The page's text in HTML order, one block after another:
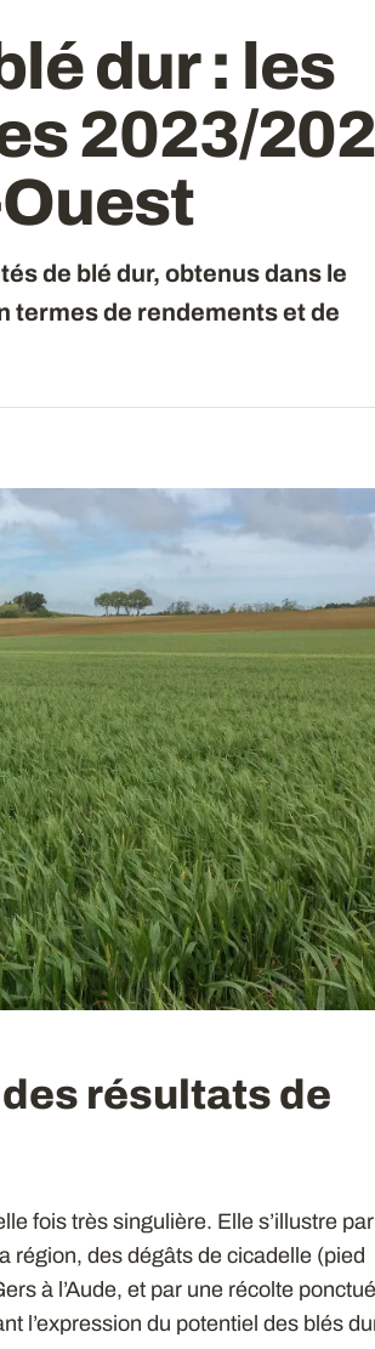
dur : les
2023/
de blé dur, obtenus dans le
termes de rendements et de
résultats de
fois très singulière. Elle s’illustre
région, des dégâts de cicadelle (pied
à l’Aude, et par une récolte
l’expression du potentiel des blés